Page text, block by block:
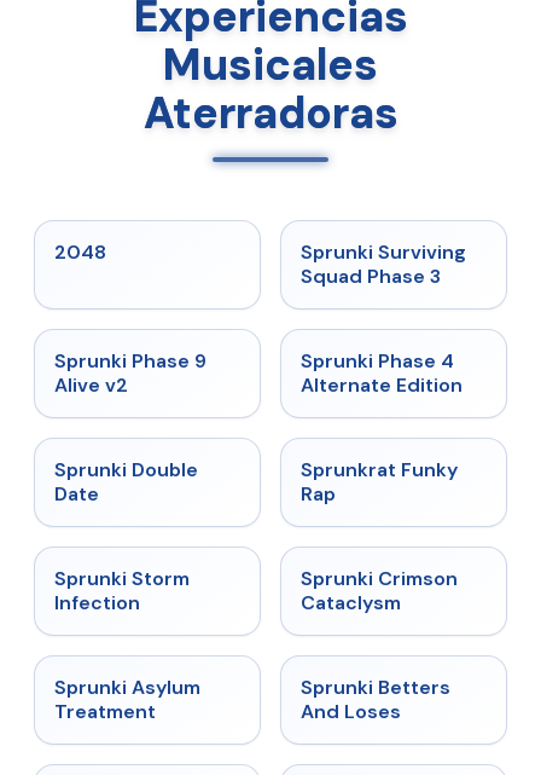
Experiencias
Musicales
Aterradoras
2048 ★ 4.7
Sprunki Surviving
Squad Phase 3
★
Sprunki Phase 9
Alive v2
★
Sprunki Phase 4
Alternate Edition
★
Sprunki Double
Date
★ 4.7
Sprunkrat Funky
Rap
★
Sprunki Storm
Infection
★ 4.7
Sprunki Crimson
Cataclysm
★
Sprunki Asylum
Treatment
★
Sprunki Betters
And Loses